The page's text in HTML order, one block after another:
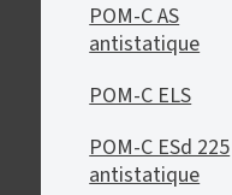
POM-C AS
antistatique
POM-C ELS
POM-C ESd 225
antistatique